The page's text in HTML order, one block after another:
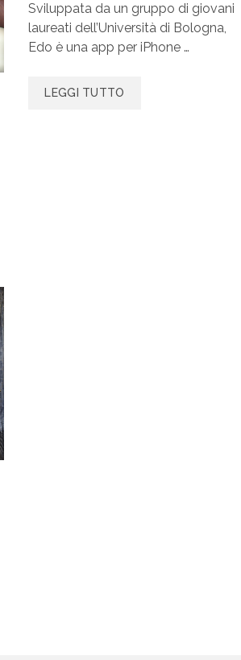
Sviluppata da un gruppo di giovani
laureati dell’Università di Bologna,
Edo è una app per iPhone …
LEGGI TUTTO